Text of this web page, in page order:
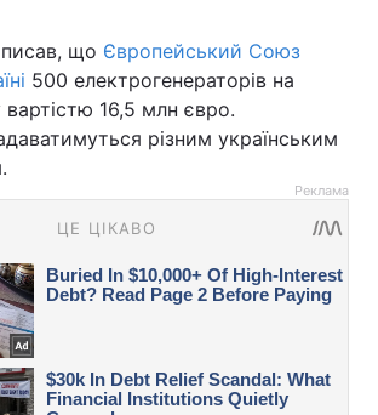
що Європейський Союз
500 електрогенераторів на
вартістю 16,5 млн євро.
різним українським
Реклама